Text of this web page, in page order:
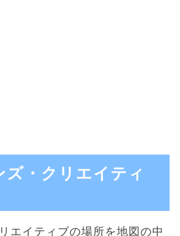
ズ・クリエイティ
エイティブの場所を地図の中